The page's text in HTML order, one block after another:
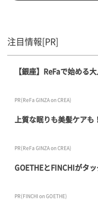
注目情報[PR]
【銀座】ReFaで始める
PR(ReFa GINZA on CREA)
上質な眠りも美髪ケアも
PR(ReFa GINZA on CREA)
GOETHEとFINCHIがタ
PR(FINCHI on GOETHE)